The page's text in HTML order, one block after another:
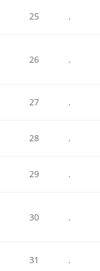
25 .
26 .
27 .
28 .
29 .
30 .
31 .